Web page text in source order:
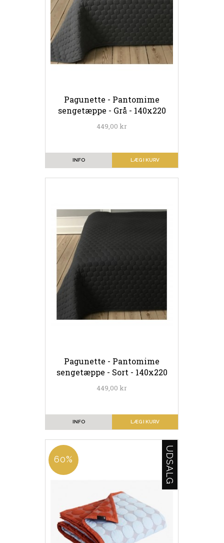
Pagunette - Pantomime
sengetæppe - Grå - 140x220
449,00 kr
LÆG I KURV
INFO
Pagunette - Pantomime
sengetæppe - Sort - 140x220
449,00 kr
LÆG I KURV
INFO
60% UDSALG